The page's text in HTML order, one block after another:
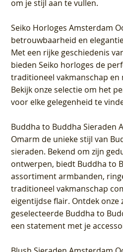
om je stijl aan te vullen.
Seiko Horloges Amsterdam
betrouwbaarheid en
Met een rijke geschiedenis
bieden Seiko horloges de
traditioneel vakmanschap
Bekijk onze selectie om het
voor elke gelegenheid te
Buddha to Buddha Sieraden
Omarm de unieke stijl van
sieraden. Bekend om zijn
ontwerpen, biedt Buddha to
assortiment armbanden,
traditioneel vakmanschap
eigentijdse flair. Ontdek onze
geselecteerde Buddha to
een statement met je